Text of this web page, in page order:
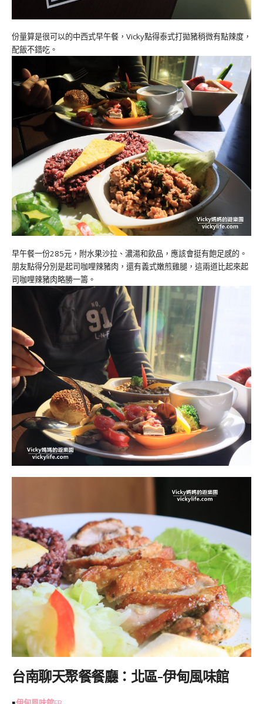
份量算是很可以的中西式早午餐，Vicky點得泰式打拋豬稍微有點辣度，
配飯不錯吃。
早午餐一份285元，附水果沙拉、濃湯和飲品，應該會挺有飽足感的。
朋友點得分別是起司咖哩辣豬肉，還有義式嫩煎雞腿，這兩道比起來起
司咖哩辣豬肉略勝一籌。
台南聊天聚餐餐廳：北區-伊甸風味館